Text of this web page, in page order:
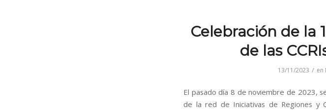
Celebración de la
de las
13/11/2023 / en
El pasado día 8 de noviembre de 2023,
de la red de Iniciativas de Regiones y